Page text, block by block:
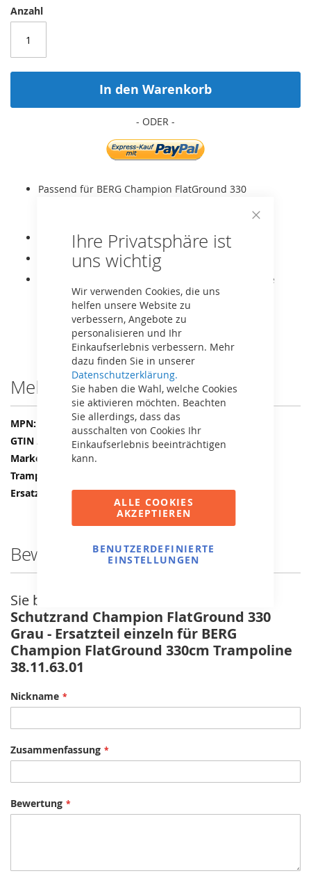
Ihre Privatsphäre ist
uns wichtig
Wir verwenden Cookies, die uns
helfen unsere Website zu
verbessern, Angebote zu
personalisieren und Ihr
Einkaufserlebnis verbessern. Mehr
dazu finden Sie in unserer
Datenschutzerklärung.
Sie haben die Wahl, welche Cookies
sie aktivieren möchten. Beachten
Sie allerdings, dass das
ausschalten von Cookies Ihr
Einkaufserlebnis beeinträchtigen
kann.
ALLE COOKIES
AKZEPTIEREN
BENUTZERDEFINIERTE
EINSTELLUNGEN
Anzahl
In den Warenkorb
Passend für BERG Champion FlatGround 330
Original BERG Ersatzteil!
Ersatz-Schutzrand.
Es handelt sich lediglich um den Schutzrand, ohne
Sprungtuch oder Rahmen.
Mehr Informationen
Mehr
Informationen
38.11.63.01
8715839082609
BERG
BERG Champion
Bewertungen
Sie bewerten:
Schutzrand Champion FlatGround 330
Grau - Ersatzteil einzeln für BERG
Champion FlatGround 330cm Trampoline
38.11.63.01
Nickname
Zusammenfassung
Bewertung